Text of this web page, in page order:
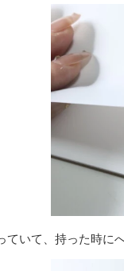
ていて、持った時に